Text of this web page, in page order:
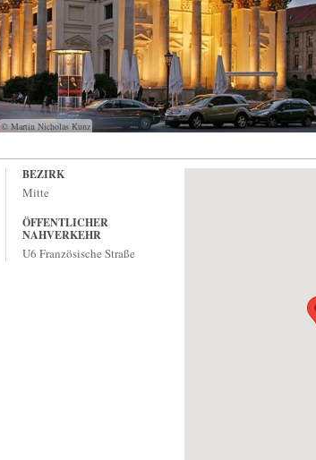
© Martin Nicholas Kunz
BEZIRK
Mitte
ÖFFENTLICHER
NAHVERKEHR
U6 Französische Straße‎